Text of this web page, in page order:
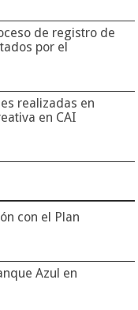
de registro de
por el
realizadas en
en CAI
con el Plan
Azul en